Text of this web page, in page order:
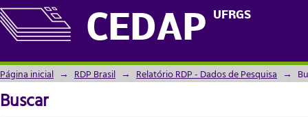
CEDAP UFRGS
Buscar
Página inicial → RDP Brasil → Relatório RDP - Dados de Pesquisa →
Buscar